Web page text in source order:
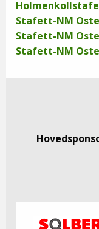
Stafett-NM
Stafett-NM
Stafett-NM